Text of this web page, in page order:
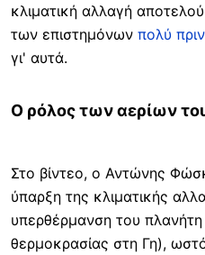
κλιματική αλλαγή
των επιστημόνων πολύ πριν
γι' αυτά.
Ο ρόλος των αερίων
Στο βίντεο, ο Αντώνης
ύπαρξη της κλιματικής
υπερθέρμανση του
θερμοκρασίας στη Γη),